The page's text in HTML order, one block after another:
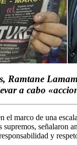
Ramtane
a cabo
marco de una
señalaron
y